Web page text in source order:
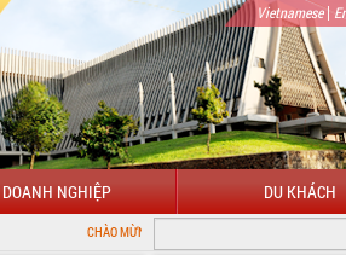
Vietnamese|
DOANH NGHIỆP DU KHÁCH
CHÀO MỪNG ĐẾN VỚI CỔNG THÔNG TIN ĐIỆN TỬ TỈNH ĐẮK LẮK